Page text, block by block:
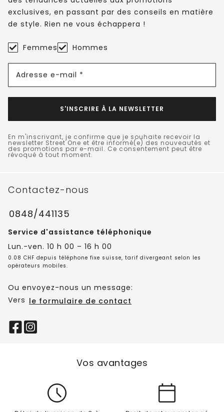
exclusives, en passant par des conseils en matière
de style. Rien ne vous échappera !
Femmes Hommes
Adresse e-mail *
S'INSCRIRE À LA NEWSLETTER
En m'inscrivant, je confirme que je souhaite recevoir la
newsletter Street One et être informé(e) des nouveautés et
des promotions par e-mail. Ce consentement peut être
révoqué à tout moment.
Contactez-nous
0848/441135
Service d'assistance téléphonique
Lun.-ven. 10 h 00 – 16 h 00
0.08 CHF depuis téléphone fixe suisse, tarif divergeant selon les
opérateurs mobiles.
Ou envoyez-nous un message:
Vers le formulaire de contact
Vos avantages